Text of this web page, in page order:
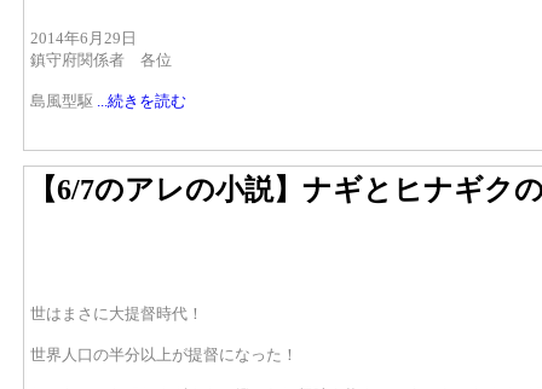
2014年6月29日
鎮守府関係者 各位
島風型駆 ...続きを読む
【6/7のアレの小説】ナギとヒナギク
世はまさに大提督時代！
世界人口の半分以上が提督になった！